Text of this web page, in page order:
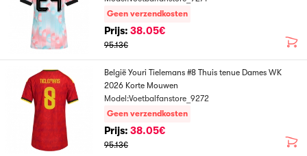
Geen verzendkosten
Prijs: 38.05€
95.13€
België Youri Tielemans #8 Thuis tenue Dames WK
2026 Korte Mouwen
Model:Voetbalfanstore_9272
Geen verzendkosten
Prijs: 38.05€
95.13€